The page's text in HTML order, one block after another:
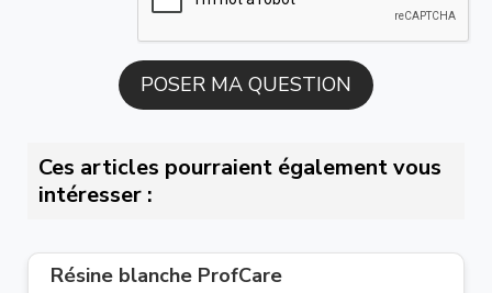
Ces articles pourraient également vous
intéresser :
Résine blanche ProfCare